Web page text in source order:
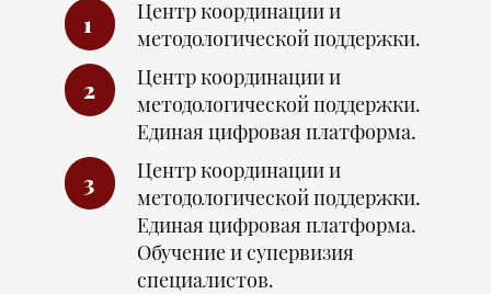
1
Центр координации и
методологической поддержки.
2
Центр координации и
методологической поддержки.
Единая цифровая платформа.
3
Центр координации и
методологической поддержки.
Единая цифровая платформа.
Обучение и супервизия
специалистов.